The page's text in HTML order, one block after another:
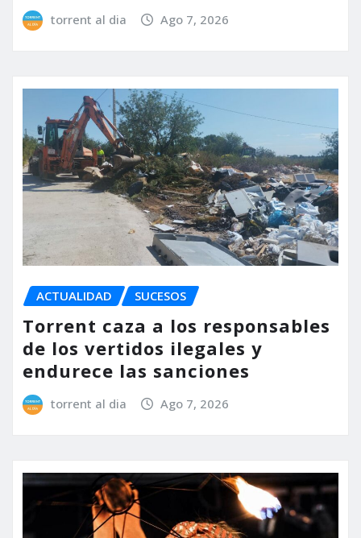
torrent al dia Ago 7, 2026
ACTUALIDAD SUCESOS
Torrent caza a los responsables
de los vertidos ilegales y
endurece las sanciones
torrent al dia Ago 7, 2026